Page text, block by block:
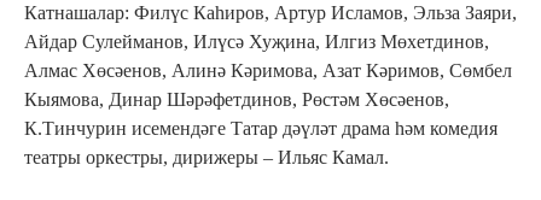
Катнашалар: Филүс Каһиров, Артур Исламов, Эльза Заяри,
Айдар Сулейманов, Илүсә Хуҗина, Илгиз Мөхетдинов,
Алмас Хөсәенов, Алинә Кәримова, Азат Кәримов, Сөмбел
Кыямова, Динар Шәрәфетдинов, Рөстәм Хөсәенов,
К.Тинчурин исемендәге Татар дәүләт драма һәм комедия
театры оркестры, дирижеры – Ильяс Камал.